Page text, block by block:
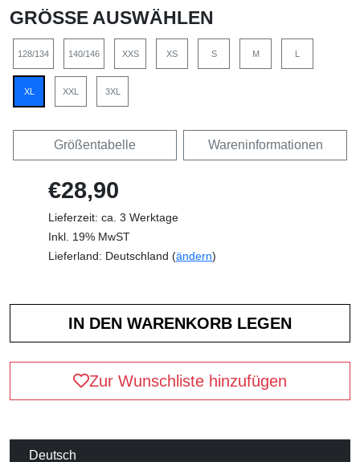
GRÖSSE AUSWÄHLEN
128/134 140/146 XXS XS S M L
XL XXL 3XL
Größentabelle Wareninformationen
€28,90
Lieferzeit: ca. 3 Werktage
Inkl. 19% MwST
Lieferland: Deutschland (ändern)
Zur Wunschliste hinzufügen
Deutsch